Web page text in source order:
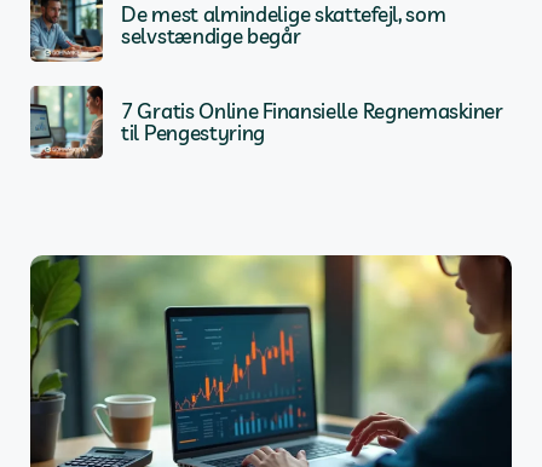
De mest almindelige skattefejl, som
selvstændige begår
7 Gratis Online Finansielle Regnemaskiner
til Pengestyring